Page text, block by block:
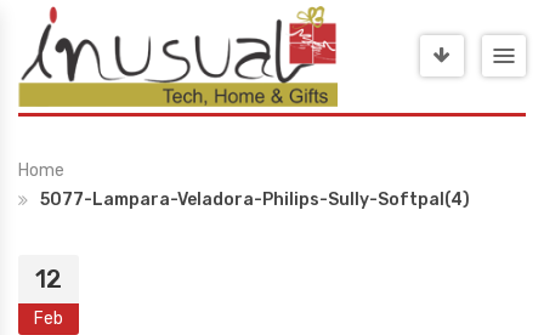
Home
5077-Lampara-Veladora-Philips-Sully-Softpal(4)
12
Feb